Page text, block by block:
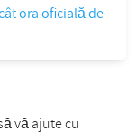
ora oficială de
vă ajute cu